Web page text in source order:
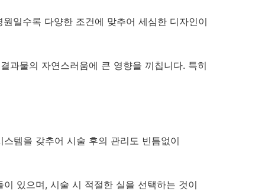
일수록 다양한 조건에 맞추어 세심한 디자인이
과물의 자연스러움에 큰 영향을 끼칩니다. 특히
템을 갖추어 시술 후의 관리도 빈틈없이
있으며, 시술 시 적절한 실을 선택하는 것이